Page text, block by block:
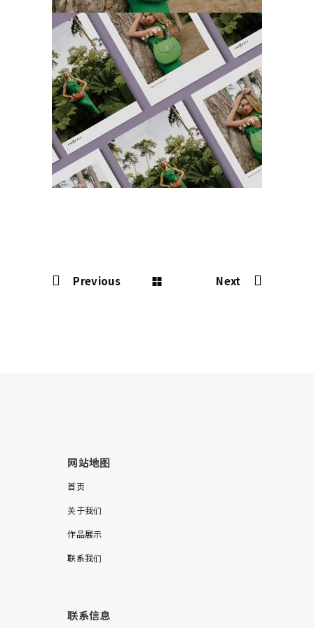
Frederic22 手册
创意拍摄品牌视觉 广告片 插画 时尚空间设
计网站
Previous Next
网站地图
首页
关于我们
作品展示
联系我们
联系信息